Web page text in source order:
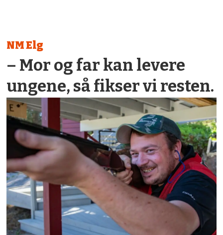
NM Elg
– Mor og far kan levere
ungene, så fikser vi resten.